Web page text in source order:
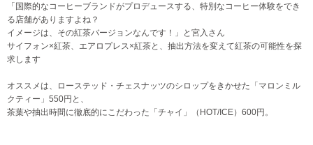
「国際的なコーヒーブランドがプロデュースする、特別なコーヒー体験をでき
る店舗がありますよね？
イメージは、その紅茶バージョンなんです！」と宮入さん
サイフォン×紅茶、エアロプレス×紅茶と、抽出方法を変えて紅茶の可能性を探
求します
オススメは、ローステッド・チェスナッツのシロップをきかせた「マロンミル
クティー」550円と、
茶葉や抽出時間に徹底的にこだわった「チャイ」（HOT/ICE）600円。